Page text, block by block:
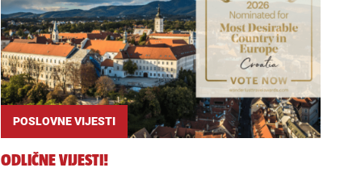
POSLOVNE VIJESTI
ODLIČNE VIJESTI!